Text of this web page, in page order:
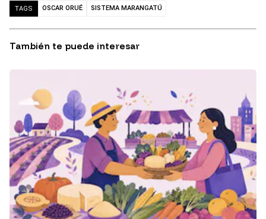
TAGS OSCAR ORUÉ SISTEMA MARANGATÚ
También te puede interesar